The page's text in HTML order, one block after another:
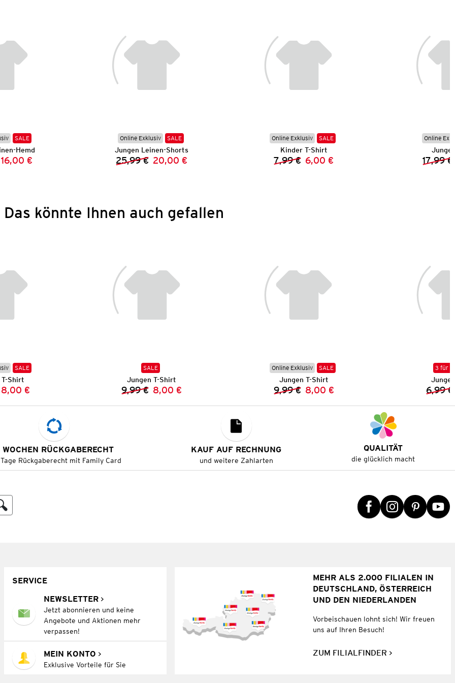
SALE
Hemd
Vorheriger Preis:
Neuer Preis:
16,00 €
Online Exklusiv SALE
Jungen Leinen-Shorts
Vorheriger Preis:
25,99 € Neuer Preis:
20,00 €
Online Exklusiv SALE
Kinder T-Shirt
Vorheriger Preis:
7,99 € Neuer Preis:
6,00 €
Online
17,99 €
Das könnte Ihnen auch gefallen
SALE
Shirt
Vorheriger Preis:
Neuer Preis:
8,00 €
SALE
Jungen T-Shirt
Vorheriger Preis:
9,99 € Neuer Preis:
8,00 €
Online Exklusiv SALE
Jungen T-Shirt
Vorheriger Preis:
9,99 € Neuer Preis:
8,00 €
3 für 2
6,99 €
RÜCKGABERECHT
Rückgaberecht mit Family Card
KAUF AUF RECHNUNG
und weitere Zahlarten
QUALITÄT
die glücklich macht
SERVICE
NEWSLETTER
Jetzt abonnieren und keine
Angebote und Aktionen mehr
verpassen!
MEIN KONTO
Exklusive Vorteile für Sie
MEHR ALS 2.000 FILIALEN IN
DEUTSCHLAND, ÖSTERREICH
UND DEN NIEDERLANDEN
Vorbeischauen lohnt sich! Wir freuen
uns auf Ihren Besuch!
ZUM FILIALFINDER